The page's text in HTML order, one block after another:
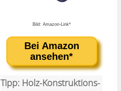
Bild: Amazon-Link*
Bei Amazon
ansehen*
Tipp: Holz-Konstruktions-